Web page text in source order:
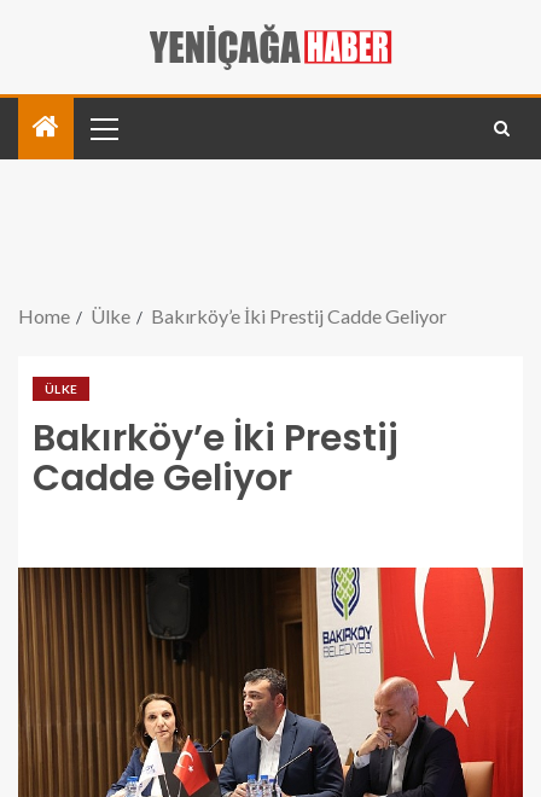
Home Ülke Bakırköy’e İki Prestij Cadde Geliyor
ÜLKE
Bakırköy’e İki Prestij
Cadde Geliyor